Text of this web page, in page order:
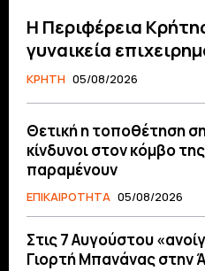
Η Περιφέρεια
γυναικεία
ΚΡΗΤΗ 05/08/2026
Θετική η τοποθέτηση
κίνδυνοι στον κόμβο
παραμένουν
ΕΠΙΚΑΙΡΟΤΗΤΑ 05/08/2026
Στις 7 Αυγούστου
Γιορτή Μπανάνας στην